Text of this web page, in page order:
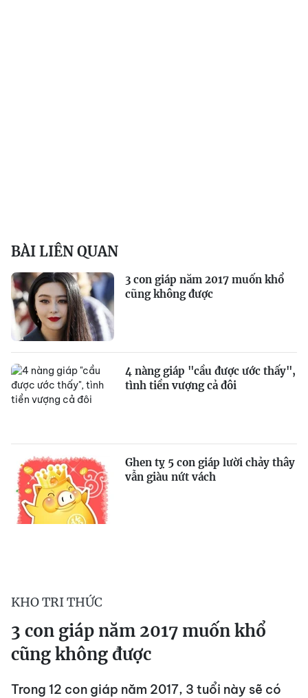
BÀI LIÊN QUAN
3 con giáp năm 2017 muốn khổ
cũng không được
4 nàng giáp "cầu được ước thấy",
tình tiền vượng cả đôi
Ghen tỵ 5 con giáp lười chảy thây
vẫn giàu nứt vách
KHO TRI THỨC
3 con giáp năm 2017 muốn khổ
cũng không được
Trong 12 con giáp năm 2017, 3 tuổi này sẽ có